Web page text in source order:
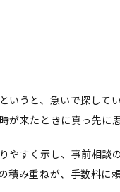
いうと、急いで探して
が来たときに真っ先に
やすく示し、事前相談
積み重ねが、手数料に